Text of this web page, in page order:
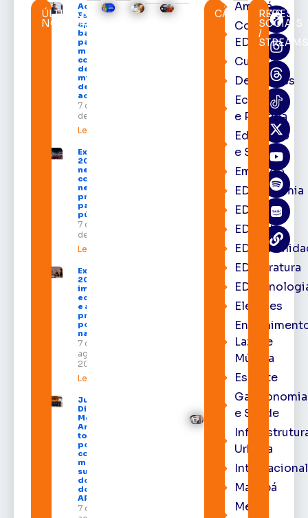
ÚLTIMAS
NOTÍCIAS
Acácio
Favacho
apresenta
balanço
parcial do
mandato
com mais
de R$ 668
milhões
destinados
ao Amapá
7 de agosto
de 2026
Leia mais »
Expofeira
2026 começa
neste sábado
com shows,
negócios e
programação
para todos os
públicos
7 de agosto
de 2026
Leia mais »
Expofeira
2026
impulsiona
economia
e aumenta
procura
por hotéis
na capital
7 de
agosto de
2026
Leia mais »
Juiz
Diego
Moura de
Araújo
toma
posse
como
membro
substituto
do Pleno
do TRE-
AP
7 de
CATEGORIAS
Amapá
Cortes
EDcast
Cultura
Destaques
Economia
e Política
Educação
e Saúde
Emprego
EDacademia
EDbrasília
EDcast
EDliteratura
Eleições
Lazer e
Música
Esporte
Gastronomia
e Saúde
Urbana
Internacional
Macapá
Meio
REDES
SOCIAIS
/
STREAMS